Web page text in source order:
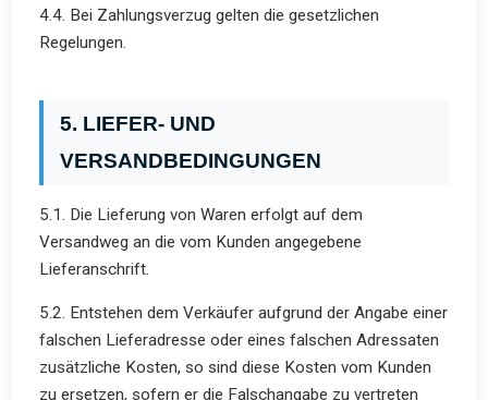
4.4. Bei Zahlungsverzug gelten die gesetzlichen
Regelungen.
5. LIEFER- UND
VERSANDBEDINGUNGEN
5.1. Die Lieferung von Waren erfolgt auf dem
Versandweg an die vom Kunden angegebene
Lieferanschrift.
5.2. Entstehen dem Verkäufer aufgrund der Angabe einer
falschen Lieferadresse oder eines falschen Adressaten
zusätzliche Kosten, so sind diese Kosten vom Kunden
zu ersetzen, sofern er die Falschangabe zu vertreten